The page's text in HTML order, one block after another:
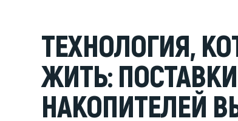
ТЕХНОЛОГИЯ,
ЖИТЬ:
НАКОПИТЕЛЕЙ